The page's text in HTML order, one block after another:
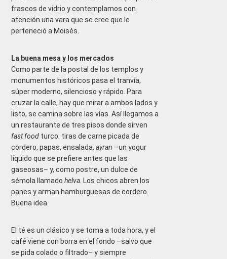
frascos de vidrio y contemplamos con
atención una vara que se cree que le
perteneció a Moisés.
La buena mesa y los mercados
Como parte de la postal de los templos y
monumentos históricos pasa el tranvía,
súper moderno, silencioso y rápido. Para
cruzar la calle, hay que mirar a ambos lados y
listo, se camina sobre las vías. Así llegamos a
un restaurante de tres pisos donde sirven
fast food turco: tiras de carne picada de
cordero, papas, ensalada,ayran –un yogur
líquido que se prefiere antes que las
gaseosas– y, como postre, un dulce de
sémola llamadohelva . Los chicos abren los
panes y arman hamburguesas de cordero.
Buena idea.
El té es un clásico y se toma a toda hora, y el
café viene con borra en el fondo –salvo que
se pida colado o filtrado– y siempre